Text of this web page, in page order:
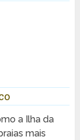
a Ilha da
mais